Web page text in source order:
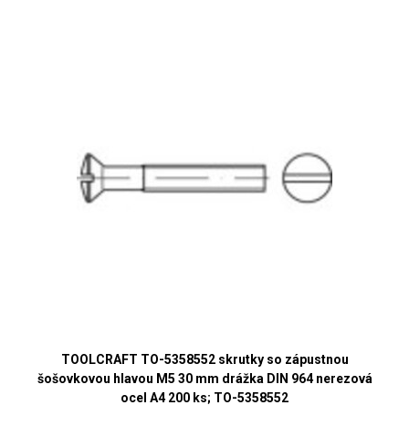
TOOLCRAFT TO-5358552 skrutky so zápustnou
šošovkovou hlavou M5 30 mm drážka DIN 964 nerezová
ocel A4 200 ks; TO-5358552